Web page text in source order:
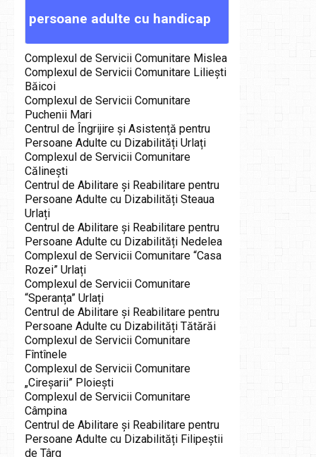
persoane adulte cu handicap
Complexul de Servicii Comunitare Mislea
Complexul de Servicii Comunitare Liliești
Băicoi
Complexul de Servicii Comunitare
Puchenii Mari
Centrul de Îngrijire și Asistență pentru
Persoane Adulte cu Dizabilități Urlați
Complexul de Servicii Comunitare
Călinești
Centrul de Abilitare și Reabilitare pentru
Persoane Adulte cu Dizabilități Steaua
Urlați
Centrul de Abilitare și Reabilitare pentru
Persoane Adulte cu Dizabilități Nedelea
Complexul de Servicii Comunitare “Casa
Rozei” Urlați
Complexul de Servicii Comunitare
“Speranța” Urlați
Centrul de Abilitare și Reabilitare pentru
Persoane Adulte cu Dizabilități Tătărăi
Complexul de Servicii Comunitare
Fîntînele
Complexul de Servicii Comunitare
„Cireşarii” Ploieşti
Complexul de Servicii Comunitare
Câmpina
Centrul de Abilitare și Reabilitare pentru
Persoane Adulte cu Dizabilități Filipeștii
de Târg